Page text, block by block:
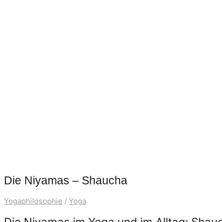
Die Niyamas – Shaucha
Yogaphilosophie / Yoga